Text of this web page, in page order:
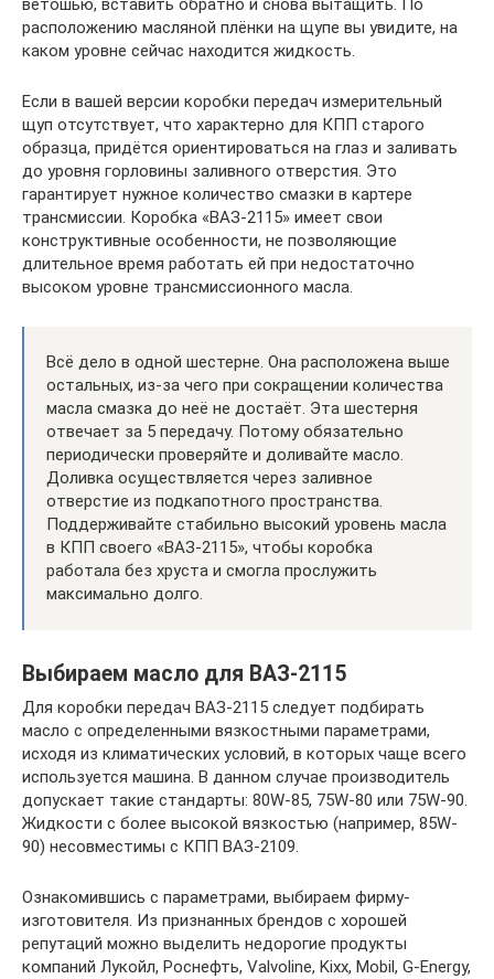
ветошью, вставить обратно и снова вытащить. По
расположению масляной плёнки на щупе вы увидите, на
каком уровне сейчас находится жидкость.
Если в вашей версии коробки передач измерительный
щуп отсутствует, что характерно для КПП старого
образца, придётся ориентироваться на глаз и заливать
до уровня горловины заливного отверстия. Это
гарантирует нужное количество смазки в картере
трансмиссии. Коробка «ВАЗ-2115» имеет свои
конструктивные особенности, не позволяющие
длительное время работать ей при недостаточно
высоком уровне трансмиссионного масла.
Всё дело в одной шестерне. Она расположена выше
остальных, из-за чего при сокращении количества
масла смазка до неё не достаёт. Эта шестерня
отвечает за 5 передачу. Потому обязательно
периодически проверяйте и доливайте масло.
Доливка осуществляется через заливное
отверстие из подкапотного пространства.
Поддерживайте стабильно высокий уровень масла
в КПП своего «ВАЗ-2115», чтобы коробка
работала без хруста и смогла прослужить
максимально долго.
Выбираем масло для ВАЗ-2115
Для коробки передач ВАЗ-2115 следует подбирать
масло с определенными вязкостными параметрами,
исходя из климатических условий, в которых чаще всего
используется машина. В данном случае производитель
допускает такие стандарты: 80W-85, 75W-80 или 75W-90.
Жидкости с более высокой вязкостью (например, 85W-
90) несовместимы с КПП ВАЗ-2109.
Ознакомившись с параметрами, выбираем фирму-
изготовителя. Из признанных брендов с хорошей
репутаций можно выделить недорогие продукты
компаний Лукойл, Роснефть, Valvoline, Kixx, Mobil, G-Energy,